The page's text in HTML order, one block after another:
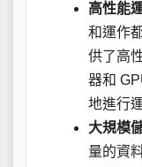
高性能
和運作
供了高
器和
地進行
大規模
量的資